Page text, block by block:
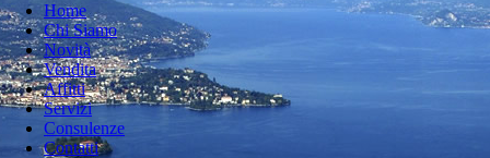
Home
Chi Siamo
Novità
Vendita
Affitti
Servizi
Consulenze
Contatti